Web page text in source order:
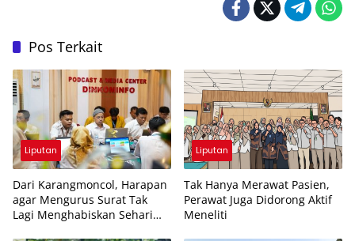
Pos Terkait
Liputan
Dari Karangmoncol, Harapan
agar Mengurus Surat Tak
Lagi Menghabiskan Sehari
Liputan
Tak Hanya Merawat Pasien,
Perawat Juga Didorong Aktif
Meneliti